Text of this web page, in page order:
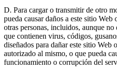
D. Para cargar o transmitir de otro
pueda causar daños a este sitio
otras personas, incluidos, aunque
que contienen virus, códigos,
diseñados para dañar este sitio Web
autorizado al mismo, o que pueda
funcionamiento o corrupción del